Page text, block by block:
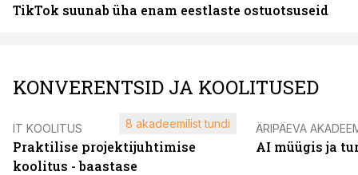
TikTok suunab üha enam eestlaste ostuotsuseid
KONVERENTSID JA KOOLITUSED
IT KOOLITUS
Praktilise projektijuhtimise
koolitus - baastase
8 akadeemilist tundi ÄRIPÄEVA
AI müügis ja